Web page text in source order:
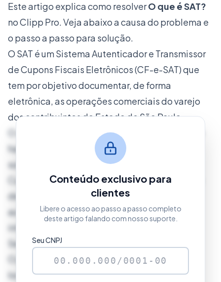
Este artigo explica como resolverO que é SAT?
no Clipp Pro. Veja abaixo a causa do problema e
o passo a passo para solução.
O SAT é um Sistema Autenticador e Transmissor
de Cupons Fiscais Eletrônicos (CF-e-SAT) que
tem por objetivo documentar, de forma
eletrônica, as operações comerciais do varejo
dos contribuintes do Estado de São Paulo.
O equipamento SAT é um módulo composto de
hardware e software embarcado, que visa a
substituição dos atuais ECFs (Emissores de
Cupons Fiscais) no âmbito do varejo do Estado
de São Paulo. Esse equipamento irá gerar e
autenticar os CF-e-SAT, e, por intermédio da
internet, transmiti-los periodicamente à
Secretaria da Fazenda.
O projeto possibilitará aos consumidores
localizar na internet o documento fiscal em um
Conteúdo exclusivo para
clientes
Libere o acesso ao passo a passo completo
deste artigo falando com nosso suporte.
Seu CNPJ